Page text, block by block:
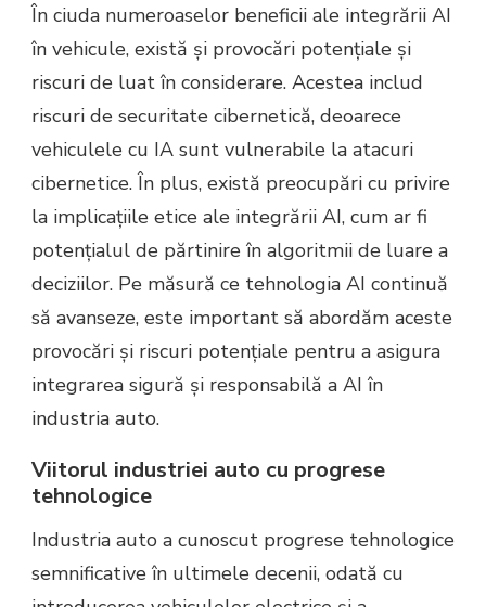
În ciuda numeroaselor beneficii ale integrării AI
în vehicule, există și provocări potențiale și
riscuri de luat în considerare. Acestea includ
riscuri de securitate cibernetică, deoarece
vehiculele cu IA sunt vulnerabile la atacuri
cibernetice. În plus, există preocupări cu privire
la implicațiile etice ale integrării AI, cum ar fi
potențialul de părtinire în algoritmii de luare a
deciziilor. Pe măsură ce tehnologia AI continuă
să avanseze, este important să abordăm aceste
provocări și riscuri potențiale pentru a asigura
integrarea sigură și responsabilă a AI în
industria auto.
Viitorul industriei auto cu progrese
tehnologice
Industria auto a cunoscut progrese tehnologice
semnificative în ultimele decenii, odată cu